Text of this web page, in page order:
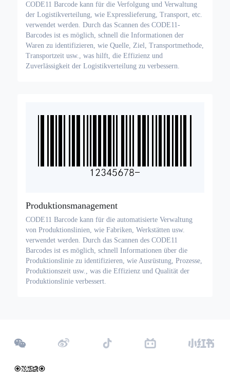
CODE11 Barcode kann für die Verfolgung und Verwaltung
der Logistikverteilung, wie Expresslieferung, Transport, etc.
verwendet werden. Durch das Scannen des CODE11-
Barcodes ist es möglich, schnell die Informationen der
Waren zu identifizieren, wie Quelle, Ziel, Transportmethode,
Transportzeit usw., was hilft, die Effizienz und
Zuverlässigkeit der Logistikverteilung zu verbessern.
Produktionsmanagement
CODE11 Barcode kann für die automatisierte Verwaltung
von Produktionslinien, wie Fabriken, Werkstätten usw.
verwendet werden. Durch das Scannen des CODE11
Barcodes ist es möglich, schnell Informationen über die
Produktionslinie zu identifizieren, wie Ausrüstung, Prozesse,
Produktionszeit usw., was die Effizienz und Qualität der
Produktionslinie verbessert.